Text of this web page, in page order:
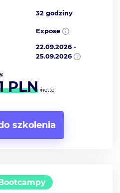
32 godziny
Expose
22.09.2026 -
25.09.2026
PLN/netto
szkolenia